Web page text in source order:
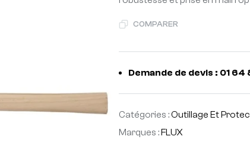
COMPARER
Demande de devis : 01 64
Catégories :Outillage Et
Marques :FLUX